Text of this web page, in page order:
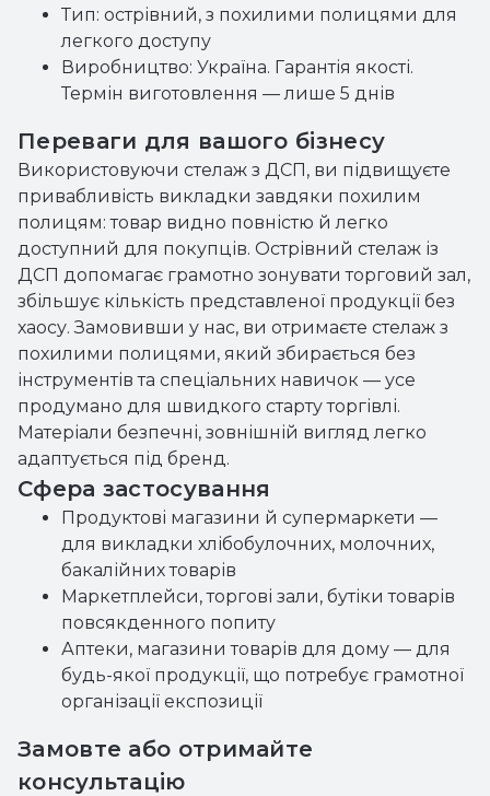
Тип: острівний, з похилими полицями для
легкого доступу
Виробництво: Україна. Гарантія якості.
Термін виготовлення — лише 5 днів
Переваги для вашого бізнесу
Використовуючи стелаж з ДСП, ви підвищуєте
привабливість викладки завдяки похилим
полицям: товар видно повністю й легко
доступний для покупців. Острівний стелаж із
ДСП допомагає грамотно зонувати торговий зал,
збільшує кількість представленої продукції без
хаосу. Замовивши у нас, ви отримаєте стелаж з
похилими полицями, який збирається без
інструментів та спеціальних навичок — усе
продумано для швидкого старту торгівлі.
Матеріали безпечні, зовнішній вигляд легко
адаптується під бренд.
Сфера застосування
Продуктові магазини й супермаркети —
для викладки хлібобулочних, молочних,
бакалійних товарів
Маркетплейси, торгові зали, бутіки товарів
повсякденного попиту
Аптеки, магазини товарів для дому — для
будь-якої продукції, що потребує грамотної
організації експозиції
Замовте або отримайте
консультацію